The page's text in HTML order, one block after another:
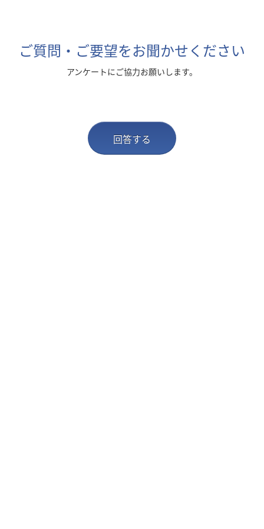
ご質問・ご要望をお聞かせください
アンケートにご協力お願いします。
回答する